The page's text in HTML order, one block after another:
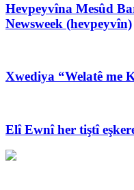
Hevpeyvîna Mesûd
Newsweek (hevpeyvîn)
Xwediya “Welatê me
Elî Ewnî her tiştî